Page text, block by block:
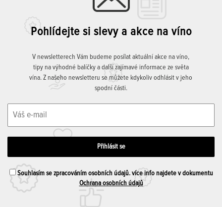
Pohlídejte si slevy a akce na víno
V newsletterech Vám budeme posílat aktuální akce na víno,
tipy na výhodné balíčky a další zajímavé informace ze světa
vína. Z našeho newsletteru se můžete kdykoliv odhlásit v jeho
spodní části.
Souhlasím se zpracováním osobních údajů. více info najdete v dokumentu
Ochrana osobních údajů